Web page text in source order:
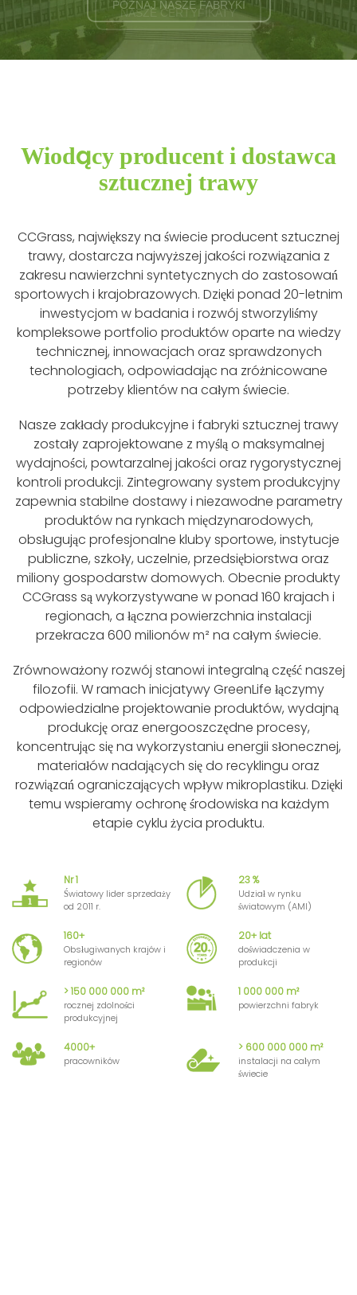
NASZE CERTYFIKATY
Wiodący producent i dostawca
sztucznej trawy
CCGrass, największy na świecie producent sztucznej
trawy, dostarcza najwyższej jakości rozwiązania z
zakresu nawierzchni syntetycznych do zastosowań
sportowych i krajobrazowych. Dzięki ponad 20-letnim
inwestycjom w badania i rozwój stworzyliśmy
kompleksowe portfolio produktów oparte na wiedzy
technicznej, innowacjach oraz sprawdzonych
technologiach, odpowiadając na zróżnicowane
potrzeby klientów na całym świecie.
Nasze zakłady produkcyjne i fabryki sztucznej trawy
zostały zaprojektowane z myślą o maksymalnej
wydajności, powtarzalnej jakości oraz rygorystycznej
kontroli produkcji. Zintegrowany system produkcyjny
zapewnia stabilne dostawy i niezawodne parametry
produktów na rynkach międzynarodowych,
obsługując profesjonalne kluby sportowe, instytucje
publiczne, szkoły, uczelnie, przedsiębiorstwa oraz
miliony gospodarstw domowych. Obecnie produkty
CCGrass są wykorzystywane w ponad 160 krajach i
regionach, a łączna powierzchnia instalacji
przekracza 600 milionów m² na całym świecie.
Zrównoważony rozwój stanowi integralną część naszej
filozofii. W ramach inicjatywy GreenLife łączymy
odpowiedzialne projektowanie produktów, wydajną
produkcję oraz energooszczędne procesy,
koncentrując się na wykorzystaniu energii słonecznej,
materiałów nadających się do recyklingu oraz
rozwiązań ograniczających wpływ mikroplastiku. Dzięki
temu wspieramy ochronę środowiska na każdym
etapie cyklu życia produktu.
Nr 1
Światowy lider sprzedaży
od 2011 r.
23 %
Udział w rynku
światowym (AMI)
160+
Obsługiwanych krajów i
regionów
20+ lat
doświadczenia w
produkcji
> 150 000 000 m²
rocznej zdolności
produkcyjnej
1 000 000 m²
powierzchni fabryk
4000+
pracowników
> 600 000 000 m²
instalacji na całym
świecie